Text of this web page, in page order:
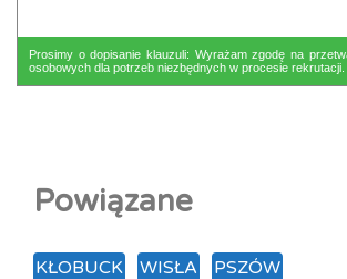
Prosimy o dopisanie klauzuli: Wyrażam zgodę na
osobowych dla potrzeb niezbędnych w procesie rekrutacji.
Powiązane
KŁOBUCK WISŁA PSZÓW